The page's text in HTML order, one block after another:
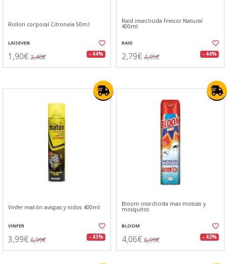
Rollon corporal Citronela 50ml
LAISEVEN
1,90€ 3,40€ - 44%
Raid insecticida Frescor Natural
400ml
RAID
2,79€ 4,95€ - 44%
Vinfer matón avispas y nidos 400ml
VINFER
3,99€ 6,99€ - 43%
Bloom insecticida max moscas y
mosquitos
BLOOM
4,06€ 6,99€ - 42%